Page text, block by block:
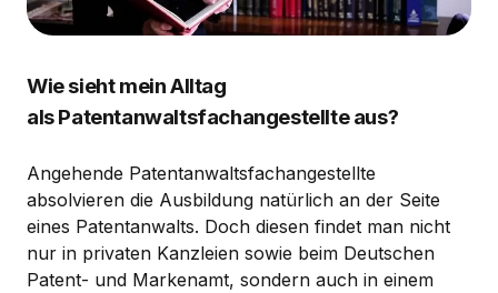
Wie sieht mein Alltag
als Patentanwaltsfachangestellte aus?
Angehende Patentanwaltsfachangestellte
absolvieren die Ausbildung natürlich an der Seite
eines Patentanwalts. Doch diesen findet man nicht
nur in privaten Kanzleien sowie beim Deutschen
Patent- und Markenamt, sondern auch in einem